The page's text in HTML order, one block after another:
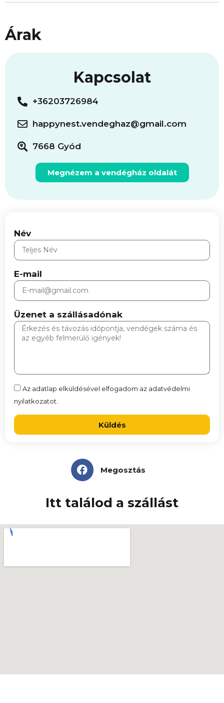
Árak
Kapcsolat
+36203726984
happynest.vendeghaz@gmail.com
7668 Gyód
Megnézem a vendégház oldalát
Név
E-mail
Üzenet a szállásadónak
Az adatlap elküldésével elfogadom az adatvédelmi
nyilatkozatot.
Küldés
Megosztás
Itt találod a szállást